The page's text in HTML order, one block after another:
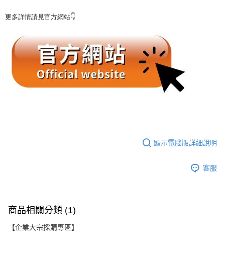
更多詳情請見官方網站👇
顯示電腦版詳細說明
客服
商品相關分類 (1)
【企業大宗採購專區】